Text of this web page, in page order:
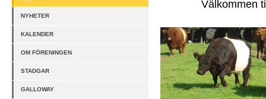
NYHETER
KALENDER
OM FÖRENINGEN
STADGAR
GALLOWAY
Välkommen